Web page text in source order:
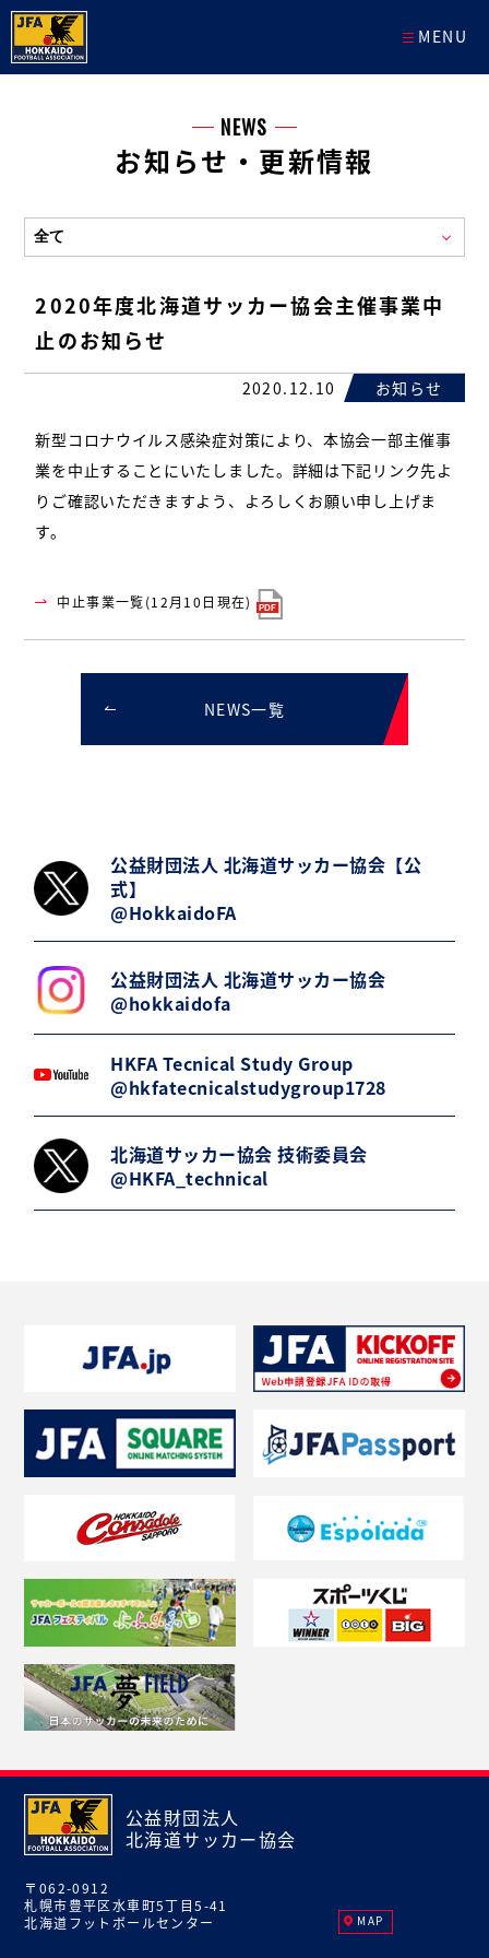
MENU
NEWS
お知らせ・更新情報
2020年度北海道サッカー協会主催事業中
止のお知らせ
2020.12.10 お知らせ
新型コロナウイルス感染症対策により、本協会一部主催事
業を中止することにいたしました。詳細は下記リンク先よ
りご確認いただきますよう、よろしくお願い申し上げま
す。
中止事業一覧(12月10日現在)
NEWS一覧
公益財団法人 北海道サッカー協会【公
式】
@HokkaidoFA
公益財団法人 北海道サッカー協会
@hokkaidofa
HKFA Tecnical Study Group
@hkfatecnicalstudygroup1728
北海道サッカー協会 技術委員会
@HKFA_technical
公益財団法人
北海道サッカー協会
〒062-0912
札幌市豊平区水車町5丁目5-41
北海道フットボールセンター
MAP